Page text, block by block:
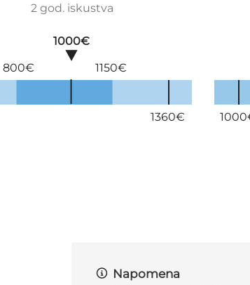
2 god. iskustva
1360€
1000€
800€
1150€
Napomena